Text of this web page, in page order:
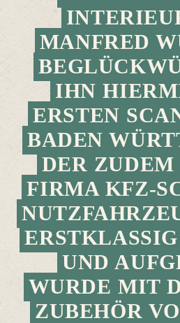
MANFRED
IHN
ERSTEN
BADEN
DER
FIRMA KFZ-
UND
WURDE MIT
ZUBEHÖR